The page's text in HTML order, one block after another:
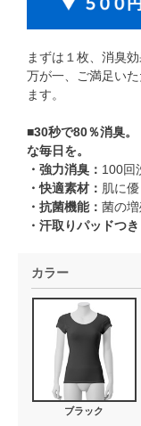
まずは１枚、消臭
万が一、ご満足い
ます。
■30秒で80％消臭
な毎日を。
・強力消臭： 100回
・快適素材： 肌に
・抗菌機能： 菌の
・汗取りパッドつき
カラー
ブラック